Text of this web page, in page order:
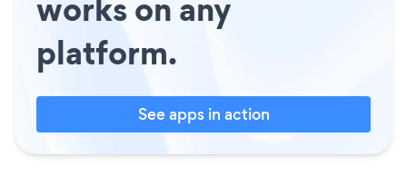
platform.
See apps in action